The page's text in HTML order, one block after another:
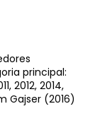
principal:
2012, 2014,
Gajser (2016)